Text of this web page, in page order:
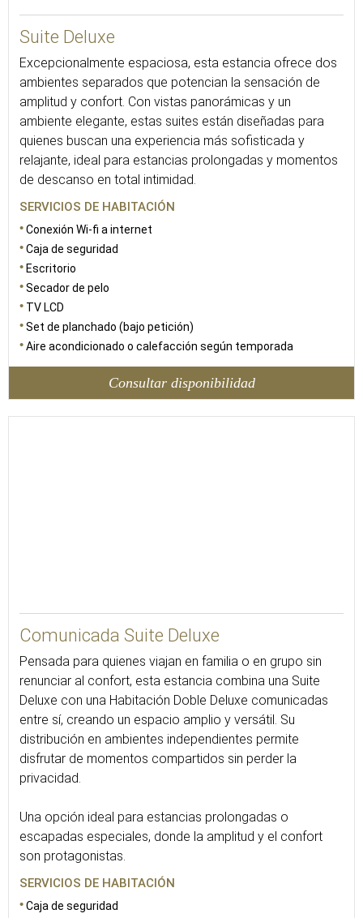
Suite Deluxe
Excepcionalmente espaciosa, esta estancia ofrece dos
ambientes separados que potencian la sensación de
amplitud y confort. Con vistas panorámicas y un
ambiente elegante, estas suites están diseñadas para
quienes buscan una experiencia más sofisticada y
relajante, ideal para estancias prolongadas y momentos
de descanso en total intimidad.
SERVICIOS DE HABITACIÓN
Conexión Wi-fi a internet
Caja de seguridad
Escritorio
Secador de pelo
TV LCD
Set de planchado (bajo petición)
Aire acondicionado o calefacción según temporada
Consultar disponibilidad
Comunicada Suite Deluxe
Pensada para quienes viajan en familia o en grupo sin
renunciar al confort, esta estancia combina una Suite
Deluxe con una Habitación Doble Deluxe comunicadas
entre sí, creando un espacio amplio y versátil. Su
distribución en ambientes independientes permite
disfrutar de momentos compartidos sin perder la
privacidad.
Una opción ideal para estancias prolongadas o
escapadas especiales, donde la amplitud y el confort
son protagonistas.
SERVICIOS DE HABITACIÓN
Caja de seguridad